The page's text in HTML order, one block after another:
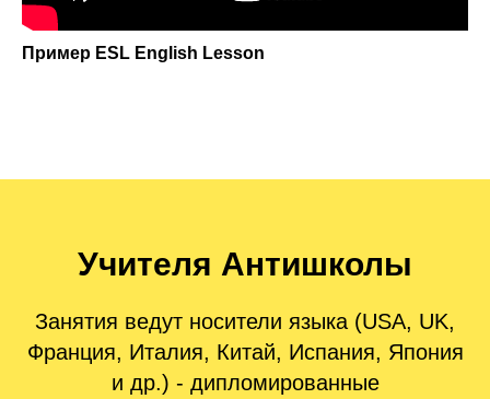
Пример ESL English Lesson
Учителя Антишколы
Занятия ведут носители языка (USA, UK,
Франция, Италия, Китай, Испания, Япония
и др.) - дипломированные